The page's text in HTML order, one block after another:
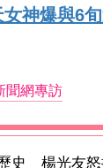
女神爆與6
聞網專訪
史 楊光友怒